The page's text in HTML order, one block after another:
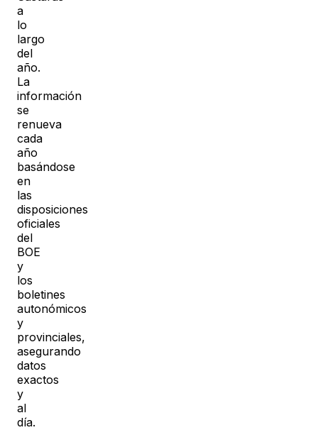
a
lo
largo
del
año.
La
información
se
renueva
cada
año
basándose
en
las
disposiciones
oficiales
del
BOE
y
los
boletines
autonómicos
y
provinciales,
asegurando
datos
exactos
y
al
día.